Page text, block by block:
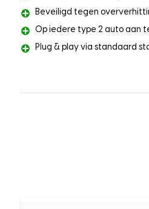
Beveiligd tegen
Op iedere type 2 auto aan
Plug & play via standaard